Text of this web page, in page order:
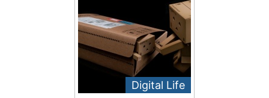
Digital Life